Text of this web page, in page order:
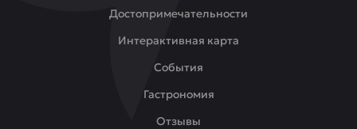
Достопримечательности
Интерактивная карта
События
Гастрономия
Отзывы